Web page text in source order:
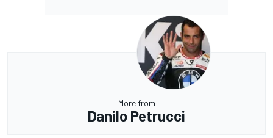
More from
Danilo Petrucci